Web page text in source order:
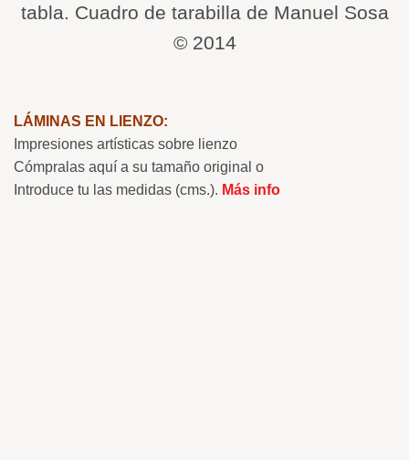
tabla. Cuadro de tarabilla de Manuel Sosa
© 2014
LÁMINAS EN LIENZO:
Impresiones artísticas sobre lienzo
Cómpralas aquí a su tamaño original o
Introduce tu las medidas (cms.). Más info